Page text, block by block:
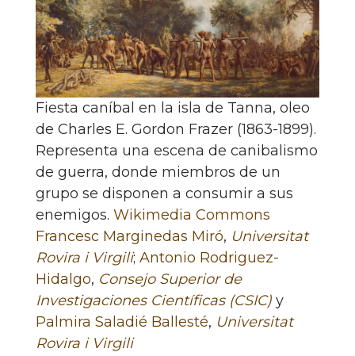
Fiesta caníbal en la isla de Tanna, oleo
de Charles E. Gordon Frazer (1863-1899).
Representa una escena de canibalismo
de guerra, donde miembros de un
grupo se disponen a consumir a sus
enemigos. Wikimedia Commons
Francesc Marginedas Miró, Universitat
Rovira i Virgili; Antonio Rodriguez-
Hidalgo, Consejo Superior de
Investigaciones Científicas (CSIC) y
Palmira Saladié Ballesté, Universitat
Rovira i Virgili